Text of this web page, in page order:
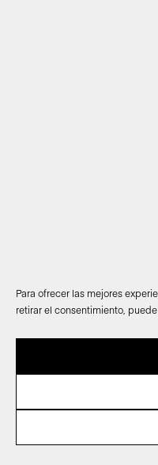
Para ofrecer las mejores
retirar el consentimiento,